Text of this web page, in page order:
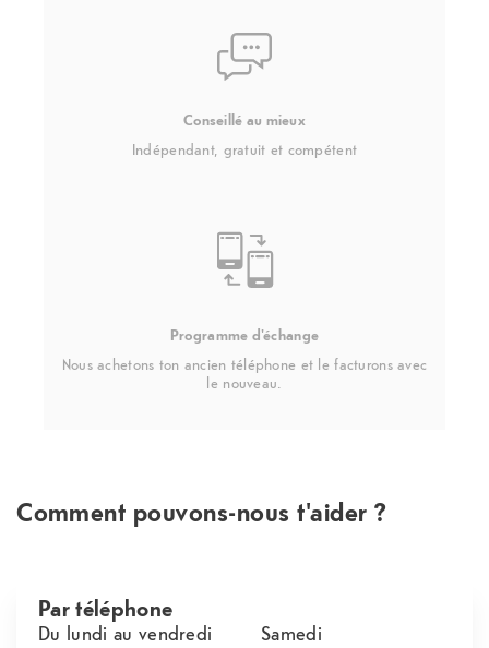
Conseillé au mieux
Indépendant, gratuit et compétent
Programme d'échange
Nous achetons ton ancien téléphone et le facturons avec
le nouveau.
Comment pouvons-nous t'aider ?
Par téléphone
Du lundi au vendredi
Samedi